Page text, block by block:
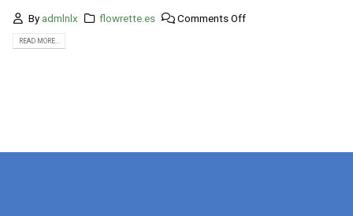
By admlnlx flowrette.es Comments Off
READ MORE...